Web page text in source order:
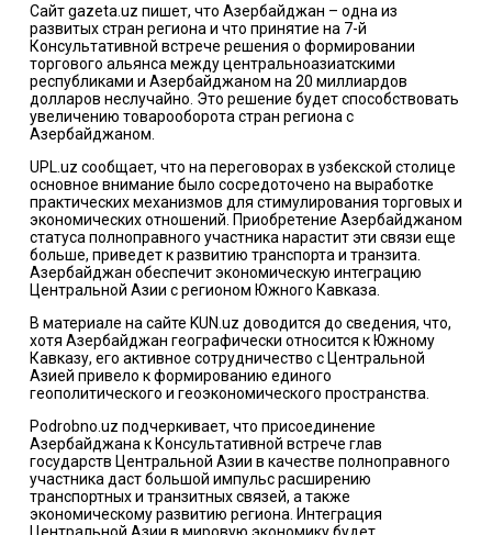
Сайт gazeta.uz пишет, что Азербайджан – одна из
развитых стран региона и что принятие на 7-й
Консультативной встрече решения о формировании
торгового альянса между центральноазиатскими
республиками и Азербайджаном на 20 миллиардов
долларов неслучайно. Это решение будет способствовать
увеличению товарооборота стран региона с
Азербайджаном.
UPL.uz сообщает, что на переговорах в узбекской столице
основное внимание было сосредоточено на выработке
практических механизмов для стимулирования торговых и
экономических отношений. Приобретение Азербайджаном
статуса полноправного участника нарастит эти связи еще
больше, приведет к развитию транспорта и транзита.
Азербайджан обеспечит экономическую интеграцию
Центральной Азии с регионом Южного Кавказа.
В материале на сайте KUN.uz доводится до сведения, что,
хотя Азербайджан географически относится к Южному
Кавказу, его активное сотрудничество с Центральной
Азией привело к формированию единого
геополитического и геоэкономического пространства.
Podrobno.uz подчеркивает, что присоединение
Азербайджана к Консультативной встрече глав
государств Центральной Азии в качестве полноправного
участника даст большой импульс расширению
транспортных и транзитных связей, а также
экономическому развитию региона. Интеграция